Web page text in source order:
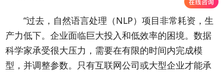
“过去，自然语言处理（NLP）项目非常耗资，生
产力低下。企业面临巨大投入和低效率的困境。数据
科学家承受很大压力，需要在有限的时间内完成模
型，并调整参数。只有互联网公司或大型企业才能承